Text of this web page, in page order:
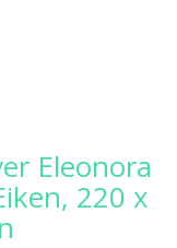
Eleonora
220 x